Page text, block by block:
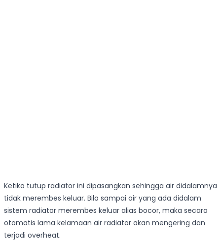
Ketika tutup radiator ini dipasangkan sehingga air didalamnya
tidak merembes keluar. Bila sampai air yang ada didalam
sistem radiator merembes keluar alias bocor, maka secara
otomatis lama kelamaan air radiator akan mengering dan
terjadi overheat.